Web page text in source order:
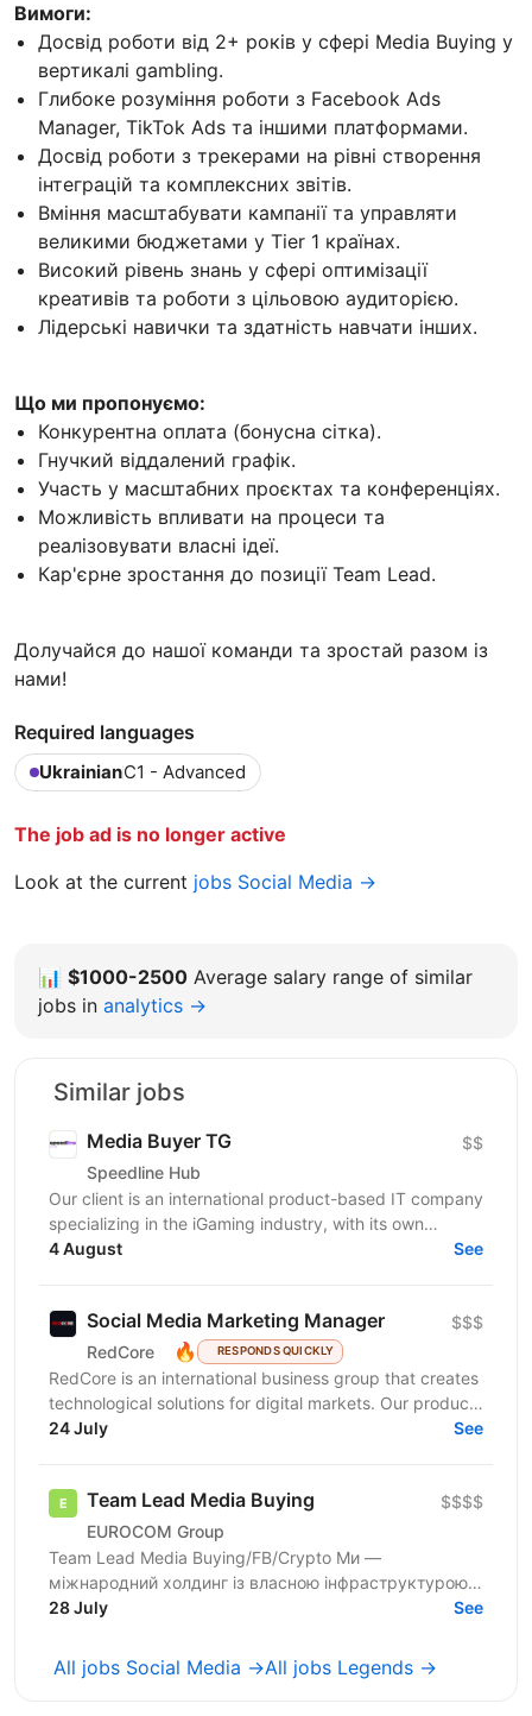
Вимоги:
Досвід роботи від 2+ років у сфері Media Buying у
вертикалі gambling.
Глибоке розуміння роботи з Facebook Ads
Manager, TikTok Ads та іншими платформами.
Досвід роботи з трекерами на рівні створення
інтеграцій та комплексних звітів.
Вміння масштабувати кампанії та управляти
великими бюджетами у Tier 1 країнах.
Високий рівень знань у сфері оптимізації
креативів та роботи з цільовою аудиторією.
Лідерські навички та здатність навчати інших.
Що ми пропонуємо:
Конкурентна оплата (бонусна сітка).
Гнучкий віддалений графік.
Участь у масштабних проєктах та конференціях.
Можливість впливати на процеси та
реалізовувати власні ідеї.
Кар'єрне зростання до позиції Team Lead.
Долучайся до нашої команди та зростай разом із
нами!
Required languages
UkrainianC1 - Advanced
The job ad is no longer active
Look at the current jobs Social Media →
📊 $1000-2500 Average salary range of similar
jobs in analytics →
Similar jobs
Media Buyer TG
Speedline Hub
$$
Our client is an international product-based IT company
specializing in the iGaming industry, with its own
affiliate program and in-house products in online...
4 August See
Social Media Marketing Manager
RedCore 🔥 RESPONDS QUICKLY
$$$
RedCore is an international business group that creates
technological solutions for digital markets. Our products
and services cover fintech, marketing,...
24 July See
Team Lead Media Buying
EUROCOM Group
$$$$
Team Lead Media Buying/FB/Crypto Ми —
міжнародний холдинг із власною інфраструктурою,
баїнгами та розвиненою партнерською мережею.
28 July See
All jobs Social Media →All jobs Legends →